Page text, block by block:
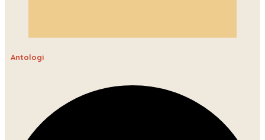
Antologi